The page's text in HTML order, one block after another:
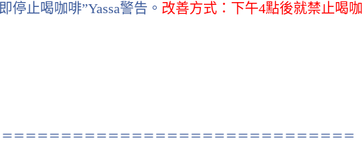
停止喝咖啡”Yassa警告。 改善方式：下午4點後就禁止喝咖
＝＝＝＝＝＝＝＝＝＝＝＝＝＝＝＝＝＝＝＝＝＝＝＝＝＝＝＝＝